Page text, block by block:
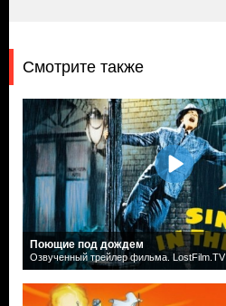
Смотрите также
Поющие под дождем
Озвученный трейлер фильма. LostFilm.TV